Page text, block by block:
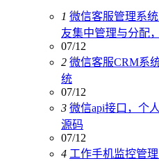
1 微信客服管理系
友集中管理与分配
07/12
2 微信客服CRM系
统
07/12
3 微信api接口，个
源码
07/12
4 工作手机监控管